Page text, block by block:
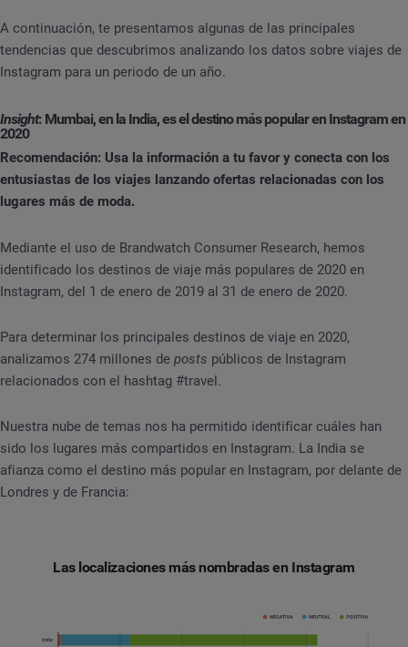
A continuación, te presentamos algunas de las principales
tendencias que descubrimos analizando los datos sobre viajes de
Instagram para un periodo de un año.
Insight: Mumbai, en la India, es el destino más popular en Instagram en
2020
Recomendación: Usa la información a tu favor y conecta con los
entusiastas de los viajes lanzando ofertas relacionadas con los
lugares más de moda.
Mediante el uso de Brandwatch Consumer Research, hemos
identificado los destinos de viaje más populares de 2020 en
Instagram, del 1 de enero de 2019 al 31 de enero de 2020.
Para determinar los principales destinos de viaje en 2020,
analizamos 274 millones de posts públicos de Instagram
relacionados con el hashtag #travel.
Nuestra nube de temas nos ha permitido identificar cuáles han
sido los lugares más compartidos en Instagram. La India se
afianza como el destino más popular en Instagram, por delante de
Londres y de Francia:
Las localizaciones más nombradas en Instagram